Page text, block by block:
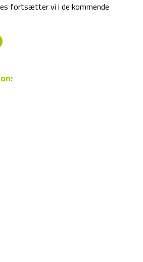
fortsætter vi i de kommende